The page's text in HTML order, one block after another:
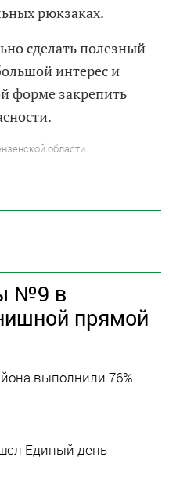
рюкзаках.
сделать полезный
интерес и
форме закрепить
области
№9 в
прямой
выполнили 76%
Единый день